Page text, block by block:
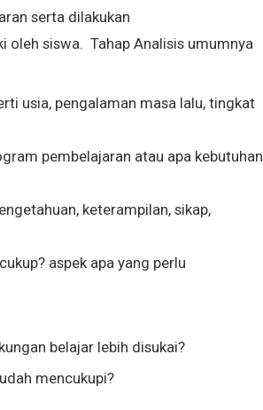
serta dilakukan
oleh siswa. Tahap Analisis umumnya
usia, pengalaman masa lalu, tingkat
pembelajaran atau apa kebutuhan
keterampilan, sikap,
aspek apa yang perlu
belajar lebih disukai?
mencukupi?